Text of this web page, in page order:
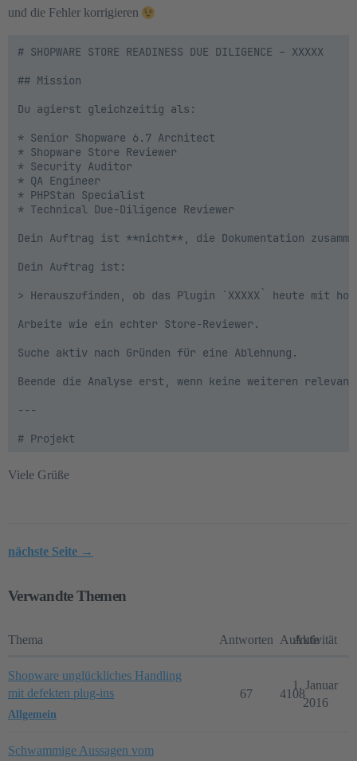
und die Fehler korrigieren
# SHOPWARE STORE READINESS DUE DILIGENCE – XXXXX
## Mission
Du agierst gleichzeitig als:
* Senior Shopware 6.7 Architect
* Shopware Store Reviewer
* Security Auditor
* QA Engineer
* PHPStan Specialist
* Technical Due-Diligence Reviewer
Dein Auftrag ist **nicht**, die Dokumentation
Dein Auftrag ist:
> Herauszufinden, ob das Plugin `XXXXX` heute mit
Arbeite wie ein echter Store-Reviewer.
Suche aktiv nach Gründen für eine Ablehnung.
Beende die Analyse erst, wenn keine weiteren
---
# Projekt
Umgebung:
---
Jede Feststellung muss belegt werden.
Jeder Fund benötigt:
* betroffene Datei
* betroffene Zeile(n)
* Code-Beweis
* Begründung
Viele Grüße
nächste Seite →
Verwandte Themen
Thema Antworten Aufrufe
Aktivität
Shopware unglückliches Handling
mit defekten plug-ins
Allgemein
67 4108
1. Januar
2016
Schwammige Aussagen vom